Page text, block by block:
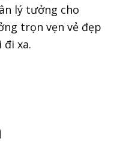
lý tưởng cho
trọn vẹn vẻ đẹp
đi xa.